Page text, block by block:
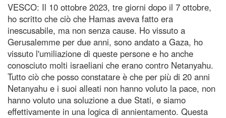
VESCO: Il 10 ottobre 2023, tre giorni dopo il 7 ottobre,
ho scritto che ciò che Hamas aveva fatto era
inescusabile, ma non senza cause. Ho vissuto a
Gerusalemme per due anni, sono andato a Gaza, ho
vissuto l'umiliazione di queste persone e ho anche
conosciuto molti israeliani che erano contro Netanyahu.
Tutto ciò che posso constatare è che per più di 20 anni
Netanyahu e i suoi alleati non hanno voluto la pace, non
hanno voluto una soluzione a due Stati, e siamo
effettivamente in una logica di annientamento. Questa